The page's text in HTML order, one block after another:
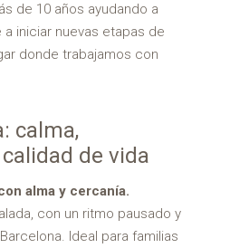
de 10 años ayudando a
iniciar nuevas etapas de
donde trabajamos con
calma,
de vida
alma y cercanía.
con un ritmo pausado y
Ideal para familias